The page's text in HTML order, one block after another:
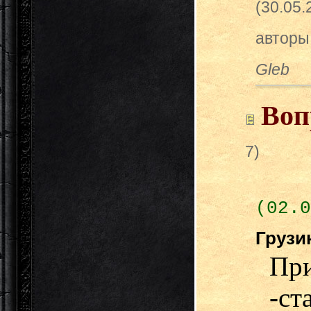
Gleb
7)
-